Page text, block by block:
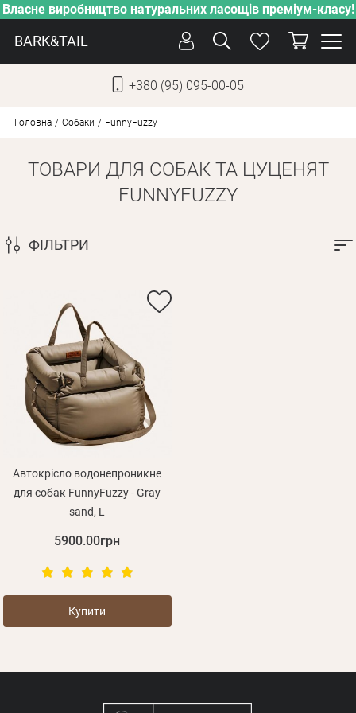
Власне виробництво натуральних ласощів преміум-класу!
BARK&TAIL
+380 (95) 095-00-05
ДОГЛЯД
ПІКЛУВАННЯ
АКЦІЇ
Оплата і доставка
Програма лояльності
Про Нас
Контакти
Головна Собаки FunnyFuzzy
ТОВАРИ ДЛЯ СОБАК ТА ЦУЦЕНЯТ
FUNNYFUZZY
ФІЛЬТРИ
Автокрісло водонепроникне
для собак FunnyFuzzy - Gray
sand, L
5900.00грн
Купити
Особисті дані